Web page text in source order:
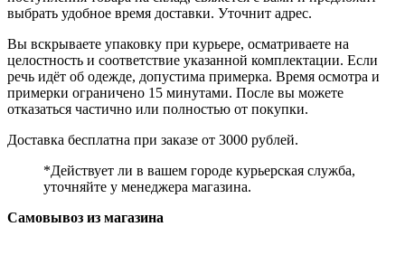
выбрать удобное время доставки. Уточнит адрес.
Вы вскрываете упаковку при курьере, осматриваете на
целостность и соответствие указанной комплектации. Если
речь идёт об одежде, допустима примерка. Время осмотра и
примерки ограничено 15 минутами. После вы можете
отказаться частично или полностью от покупки.
Доставка бесплатна при заказе от 3000 рублей.
*Действует ли в вашем городе курьерская служба,
уточняйте у менеджера магазина.
Самовывоз из магазина